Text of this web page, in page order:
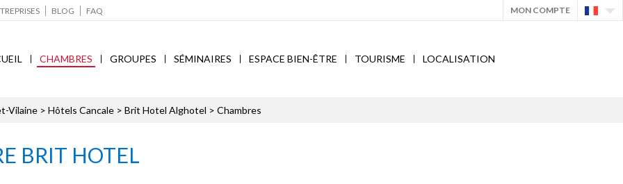
BLOG FAQ MON COMPTE
CHAMBRES GROUPES SÉMINAIRES ESPACE BIEN-ÊTRE TOURISME LOCALISATION
Vilaine > Hôtels Cancale > Brit Hotel Alghotel > Chambres
BRIT HOTEL